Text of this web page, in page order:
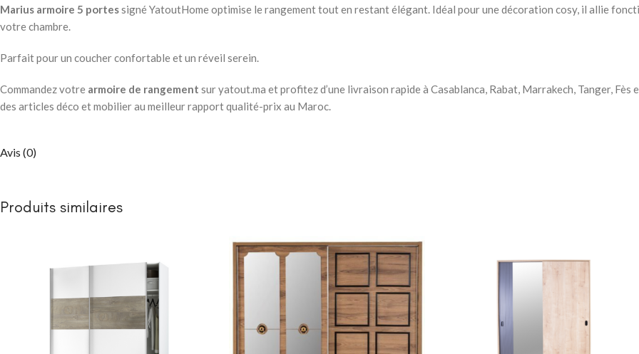
CHAMBRE À COUCHER ENFANT
Commodes et chiffonniers
Lits bébé
Matelas bébé
NEW
Marius armoire 5 portessigné YatoutHome optimise le rangement tout en restant élégant. Idéal pour une décoration cosy, il allie
votre chambre.
Parfait pour un coucher confortable et un réveil serein.
Commandez votre armoire de rangement sur yatout.ma et profitez d’une livraison rapide à Casablanca, Rabat, Marrakech, Tanger,
des articles déco et mobilier au meilleur rapport qualité-prix au Maroc.
Avis (0)
Produits similaires